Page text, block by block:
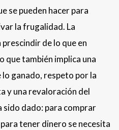
se pueden hacer para
la frugalidad. La
de lo que en
que también implica una
ganado, respeto por la
y una revaloración del
sido dado: para comprar
tener dinero se necesita